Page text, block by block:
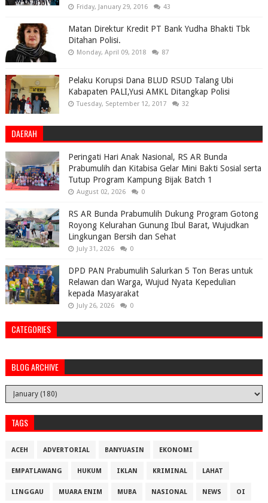
Friday, January 29, 2016 43
Matan Direktur Kredit PT Bank Yudha Bhakti Tbk
Ditahan Polisi.
Monday, April 09, 2018 87
Pelaku Korupsi Dana BLUD RSUD Talang Ubi
Kabapaten PALI,Yusi AMKL Ditangkap Polisi
Tuesday, September 12, 2017 32
DAERAH
Peringati Hari Anak Nasional, RS AR Bunda
Prabumulih dan Kitabisa Gelar Mini Bakti Sosial serta
Tutup Program Kampung Bijak Batch 1
August 02, 2026 0
RS AR Bunda Prabumulih Dukung Program Gotong
Royong Kelurahan Gunung Ibul Barat, Wujudkan
Lingkungan Bersih dan Sehat
July 31, 2026 0
DPD PAN Prabumulih Salurkan 5 Ton Beras untuk
Relawan dan Warga, Wujud Nyata Kepedulian
kepada Masyarakat
July 26, 2026 0
CATEGORIES
BLOG ARCHIVE
TAGS
ACEH ADVERTORIAL BANYUASIN EKONOMI
EMPATLAWANG HUKUM IKLAN KRIMINAL LAHAT
LINGGAU MUARA ENIM MUBA NASIONAL NEWS OI